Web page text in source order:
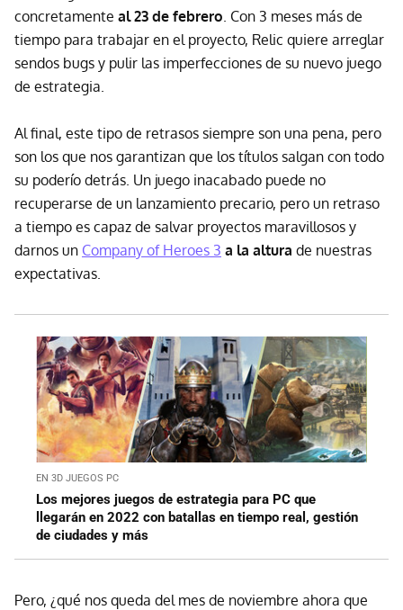
concretamente al 23 de febrero . Con 3 meses más de
tiempo para trabajar en el proyecto, Relic quiere arreglar
sendos bugs y pulir las imperfecciones de su nuevo juego
de estrategia.
Al final, este tipo de retrasos siempre son una pena, pero
son los que nos garantizan que los títulos salgan con todo
su poderío detrás. Un juego inacabado puede no
recuperarse de un lanzamiento precario, pero un retraso
a tiempo es capaz de salvar proyectos maravillosos y
darnos un Company of Heroes 3 a la altura de nuestras
expectativas.
EN 3D JUEGOS PC
Los mejores juegos de estrategia para PC que
llegarán en 2022 con batallas en tiempo real, gestión
de ciudades y más
Pero, ¿qué nos queda del mes de noviembre ahora que